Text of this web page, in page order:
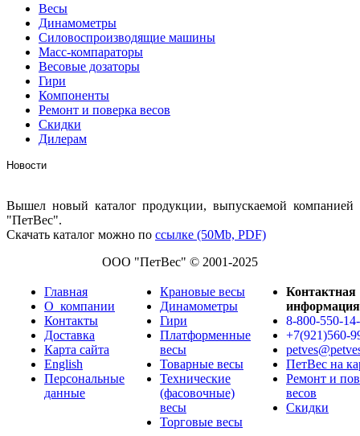
Весы
Динамометры
Силовоспроизводящие машины
Масс-компараторы
Весовые дозаторы
Гири
Компоненты
Ремонт и поверка весов
Скидки
Дилерам
Новости
Вышел новый каталог продукции, выпускаемой компанией
"ПетВес".
Скачать каталог можно по ссылке (50Mb, PDF)
ООО "ПетВес" © 2001-2025
Главная
О_компании
Контакты
Доставка
Карта сайта
English
Персональные
данные
Крановые весы
Динамометры
Гири
Платформенные
весы
Товарные весы
Технические
(фасовочные)
весы
Торговые весы
Контактная
информация
8-800-550-
+7(921)560-
ПетВес на
Ремонт и
весов
Скидки